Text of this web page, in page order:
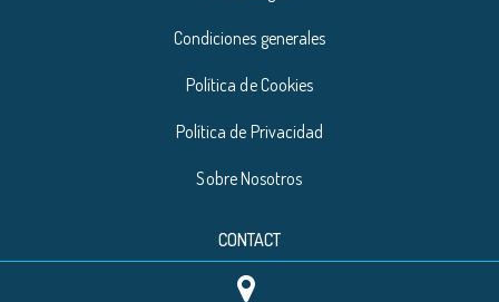
Condiciones generales
Política de Cookies
Política de Privacidad
Sobre Nosotros
CONTACT